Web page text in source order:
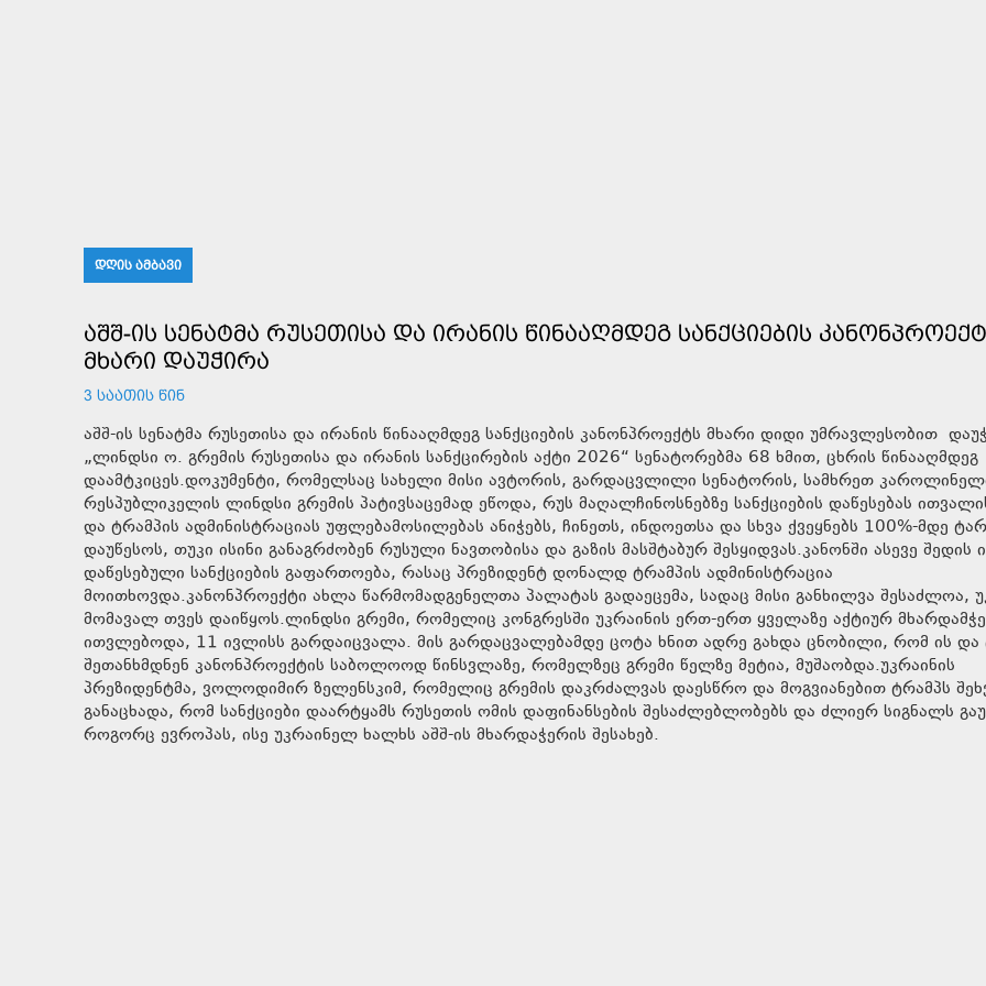
ᲓᲦᲘᲡ ᲐᲛᲑᲐᲕᲘ
ᲐᲨᲨ-ᲘᲡ ᲡᲔᲜᲐᲢᲛᲐ ᲠᲣᲡᲔᲗᲘᲡᲐ ᲓᲐ ᲘᲠᲐᲜᲘᲡ ᲬᲘᲜᲐᲐᲦᲛᲓᲔᲒ ᲡᲐᲜᲥᲪᲘᲔᲑᲘᲡ
ᲛᲮᲐᲠᲘ ᲓᲐᲣᲭᲘᲠᲐ
3 ᲡᲐᲐᲗᲘᲡ ᲬᲘᲜ
აშშ-ის სენატმა რუსეთისა და ირანის წინააღმდეგ სანქციების კანონპროექტს მხარი დიდი უმრავლესობით
„ლინდსი ო. გრემის რუსეთისა და ირანის სანქცირების აქტი 2026“ სენატორებმა 68 ხმით, ცხრის წინააღმდეგ
დაამტკიცეს.დოკუმენტი, რომელსაც სახელი მისი ავტორის, გარდაცვლილი სენატორის, სამხრეთ
რესპუბლიკელის ლინდსი გრემის პატივსაცემად ეწოდა, რუს მაღალჩინოსნებზე სანქციების დაწესებას
და ტრამპის ადმინისტრაციას უფლებამოსილებას ანიჭებს, ჩინეთს, ინდოეთსა და სხვა ქვეყნებს 100%-მდე
დაუწესოს, თუკი ისინი განაგრძობენ რუსული ნავთობისა და გაზის მასშტაბურ შესყიდვას.კანონში ასევე შედის
დაწესებული სანქციების გაფართოება, რასაც პრეზიდენტ დონალდ ტრამპის ადმინისტრაცია
მოითხოვდა.კანონპროექტი ახლა წარმომადგენელთა პალატას გადაეცემა, სადაც მისი განხილვა შესაძლოა,
მომავალ თვეს დაიწყოს.ლინდსი გრემი, რომელიც კონგრესში უკრაინის ერთ-ერთ ყველაზე აქტიურ
ითვლებოდა, 11 ივლისს გარდაიცვალა. მის გარდაცვალებამდე ცოტა ხნით ადრე გახდა ცნობილი, რომ ის და
შეთანხმდნენ კანონპროექტის საბოლოოდ წინსვლაზე, რომელზეც გრემი წელზე მეტია, მუშაობდა.უკრაინის
პრეზიდენტმა, ვოლოდიმირ ზელენსკიმ, რომელიც გრემის დაკრძალვას დაესწრო და მოგვიანებით ტრამპს
განაცხადა, რომ სანქციები დაარტყამს რუსეთის ომის დაფინანსების შესაძლებლობებს და ძლიერ სიგნალს
როგორც ევროპას, ისე უკრაინელ ხალხს აშშ-ის მხარდაჭერის შესახებ.